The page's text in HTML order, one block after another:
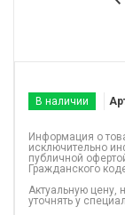
В наличии
Информация о
исключительно
публичной
Гражданского
Актуальную цену,
уточнять у